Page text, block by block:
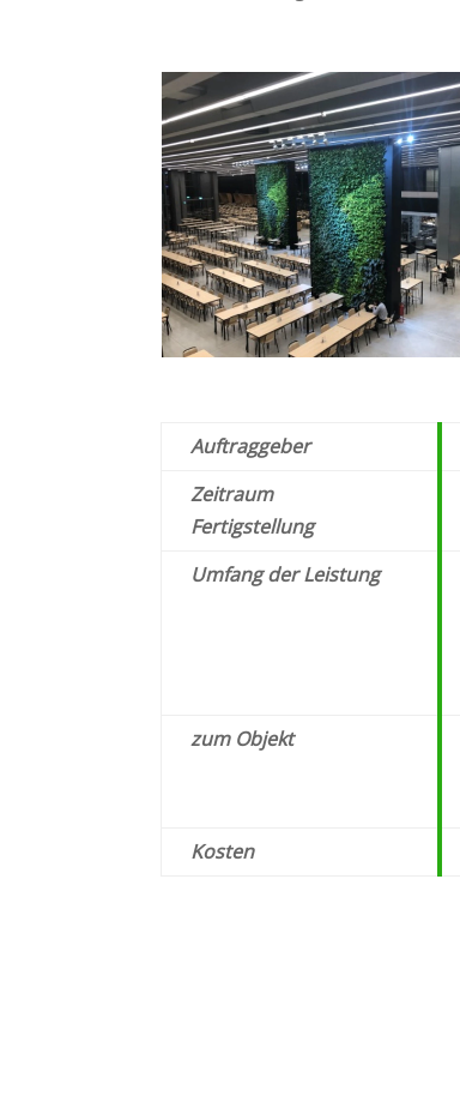
Auftraggeber
Zeitraum
Fertigstellung
Umfang der Leistung
zum Objekt
Kosten